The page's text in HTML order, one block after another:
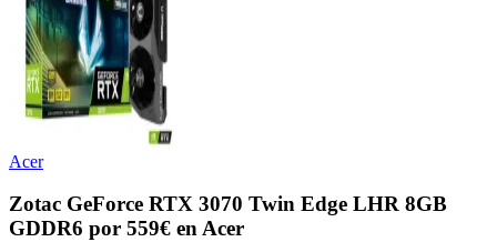
Acer
Zotac GeForce RTX 3070 Twin Edge LHR 8GB
GDDR6 por 559€ en Acer